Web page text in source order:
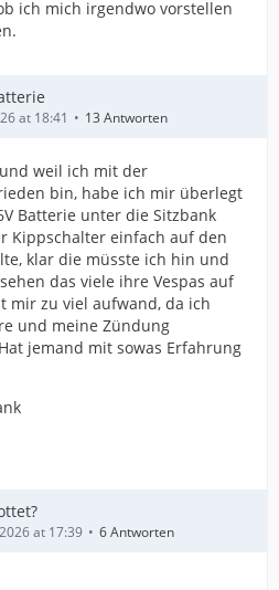
ich mich irgendwo vorstellen
at 18:41 13 Antworten
weil ich mit der
bin, habe ich mir überlegt
Batterie unter die Sitzbank
Kippschalter einfach auf den
klar die müsste ich hin und
das viele ihre Vespas auf
mir zu viel aufwand, da ich
und meine Zündung
jemand mit sowas Erfahrung
at 17:39 6 Antworten